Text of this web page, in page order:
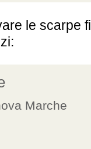
le scarpe
Marche